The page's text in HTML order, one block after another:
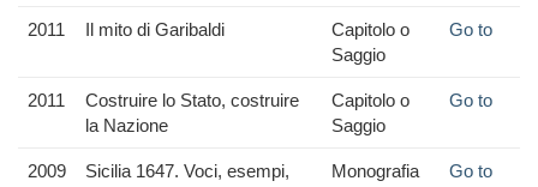
2011 Il mito di Garibaldi
Capitolo o
Saggio
Go to
2011
Costruire lo Stato, costruire
la Nazione
Capitolo o
Saggio
Go to
2009
Sicilia 1647. Voci, esempi,
Monografia Go to